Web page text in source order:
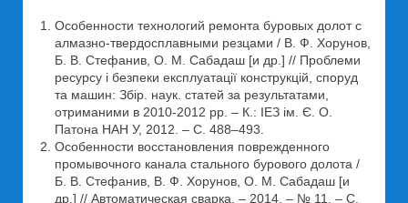
Особенности технологий ремонта буровых долот с
алмазно-твердосплавными резцами / В. Ф. Хорунов,
Б. В. Стефанив, О. М. Сабадаш [и др.] // Проблеми
ресурсу і безпеки експлуатації конструкцій, споруд
та машин: Збір. наук. статей за результатами,
отриманими в 2010-2012 рр. – К.: ІЕЗ ім. Є. О.
Патона НАН У, 2012. – С. 488–493.
Особенности восстановления поврежденного
промывочного канала стального бурового долота /
Б. В. Стефанив, В. Ф. Хорунов, О. М. Сабадаш [и
др.] // Автоматическая сварка. – 2014. – № 11. – С.